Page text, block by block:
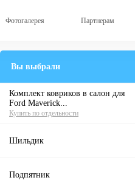
Фотогалерея Партнерам
Вы выбрали
Комплект ковриков в салон для
Ford Maverick...
Купить по отдельности
Шильдик
Подпятник